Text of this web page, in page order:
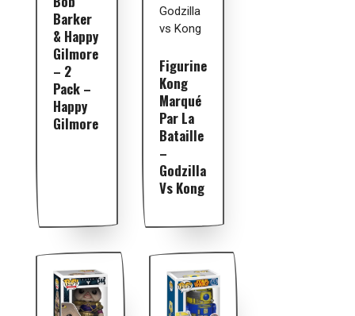
Barker
& Happy
Gilmore
– 2
Pack –
Happy
Gilmore
Figurine
Kong
Marqué
Par La
Bataille
–
Godzilla
Vs Kong